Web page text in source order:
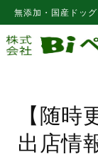
ンツに
進む
無添加・国産ドッ
【随
出店情